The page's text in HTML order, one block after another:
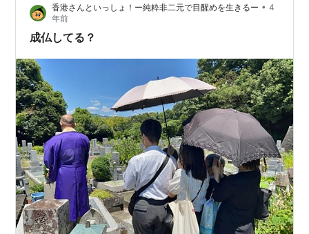
と説法にも、落ち着いて耳を傾けることができました。
お寺のそばで綺麗な蓮の花が咲いていました…
香港さんといっしょ！ー純粋非二元で目醒めを生きるー • 4
年前
成仏してる？